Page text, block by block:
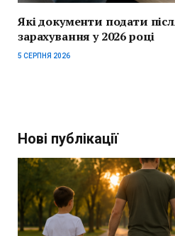
Які документи подати
зарахування у 2026 році
5 СЕРПНЯ 2026
Нові публікації